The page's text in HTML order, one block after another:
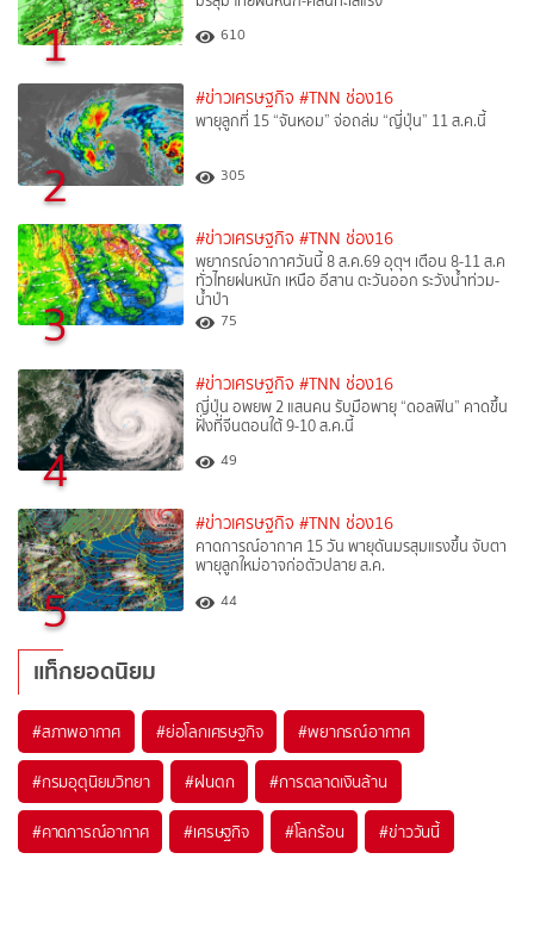
1 610
2
#ข่าวเศรษฐกิจ #TNN ช่อง16
พายุลูกที่ 15 “จันหอม” จ่อถล่ม “ญี่ปุ่น” 11 ส.ค.นี้
305
3
#ข่าวเศรษฐกิจ #TNN ช่อง16
พยากรณ์อากาศวันนี้ 8 ส.ค.69 อุตุฯ เตือน 8-11 ส.ค
ทั่วไทยฝนหนัก เหนือ อีสาน ตะวันออก ระวังน้ำท่วม-
น้ำป่า
75
4
#ข่าวเศรษฐกิจ #TNN ช่อง16
ญี่ปุ่น อพยพ 2 แสนคน รับมือพายุ “ดอลฟิน” คาดขึ้น
ฝั่งที่จีนตอนใต้ 9-10 ส.ค.นี้
49
5
#ข่าวเศรษฐกิจ #TNN ช่อง16
คาดการณ์อากาศ 15 วัน พายุดันมรสุมแรงขึ้น จับตา
พายุลูกใหม่อาจก่อตัวปลาย ส.ค.
44
แท็กยอดนิยม
#สภาพอากาศ #ย่อโลกเศรษฐกิจ #พยากรณ์อากาศ
#กรมอุตุนิยมวิทยา #ฝนตก #การตลาดเงินล้าน
#คาดการณ์อากาศ #เศรษฐกิจ #โลกร้อน #ข่าววันนี้